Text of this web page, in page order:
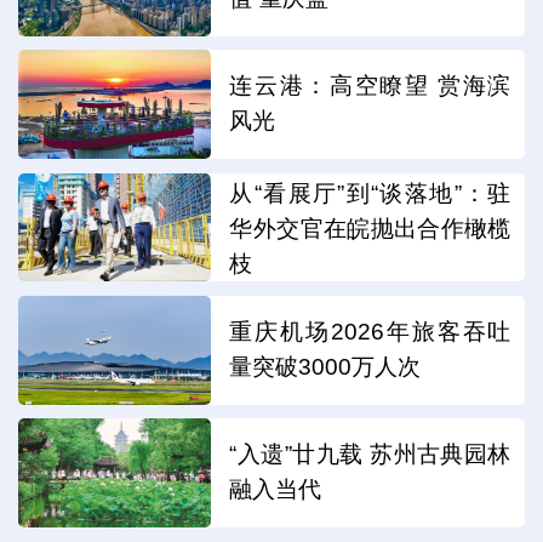
连云港：高空瞭望 赏海滨
风光
从“看展厅”到“谈落地”：驻
华外交官在皖抛出合作橄榄
枝
重庆机场2026年旅客吞吐
量突破3000万人次
“入遗”廿九载 苏州古典园林
融入当代